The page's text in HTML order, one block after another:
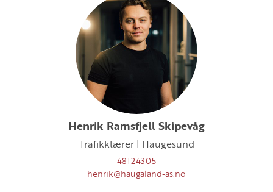
Henrik Ramsfjell Skipevåg
Trafikklærer | Haugesund
48124305
henrik@haugaland-as.no